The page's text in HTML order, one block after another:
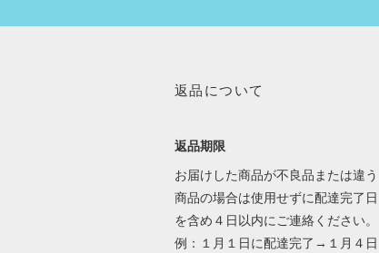
返品について
返品期限
お届けした商品が不良品または違う
商品の場合は使用せずに配達完了日
を含め４日以内にご連絡ください。
例：１月１日に配達完了→１月４日